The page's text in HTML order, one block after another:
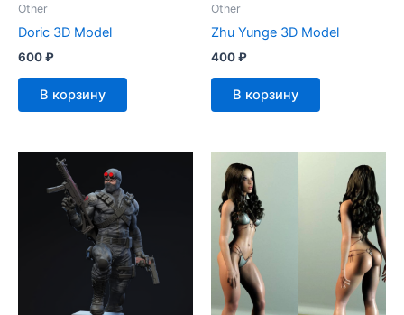
Other
Doric 3D Model
600₽
В корзину
Other
Zhu Yunge 3D Model
400₽
В корзину